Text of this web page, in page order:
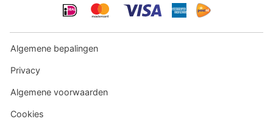
Algemene bepalingen
Privacy
Algemene voorwaarden
Cookies